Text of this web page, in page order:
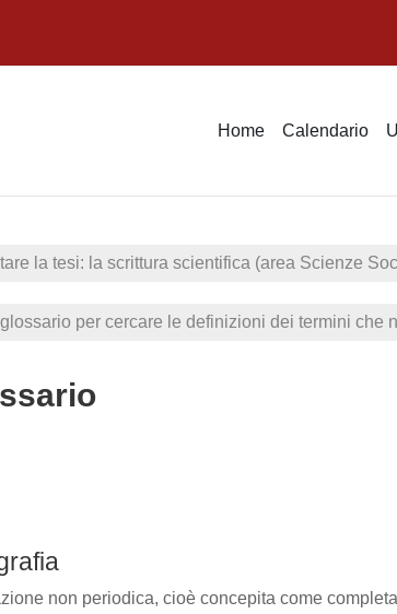
Home Calendario
la tesi: la scrittura scientifica (area Scienze
per cercare le definizioni dei termini che
non periodica, cioè concepita come